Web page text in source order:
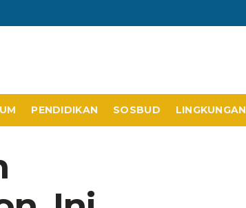
PENDIDIKAN SOSBUD LINGKUNGAN